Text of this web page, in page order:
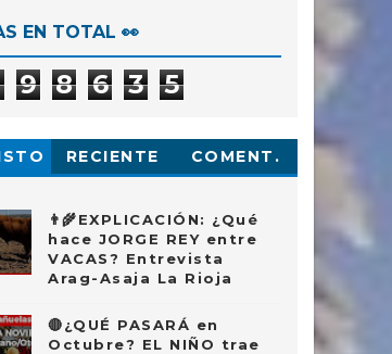
EN TOTAL 👀
9 8 6 3 5
RECIENTE COMENT.
👨‍🌾EXPLICACIÓN: ¿Qué
hace JORGE REY entre
VACAS? Entrevista
Arag-Asaja La Rioja
🔴¿QUÉ PASARÁ en
Octubre? EL NIÑO trae